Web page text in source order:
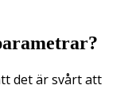
det är svårt att